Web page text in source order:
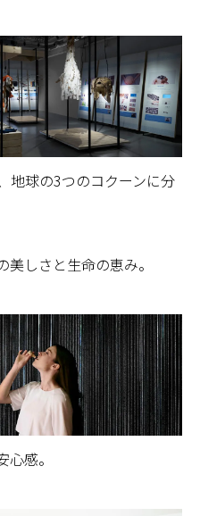
地球の3つのコクーンに分
美しさと生命の恵み。
感。